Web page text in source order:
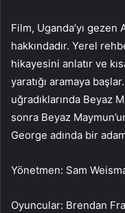
Film, Uganda’yı
hakkındadır. Yerel
hikayesini anlatır ve
yaratığı aramaya
uğradıklarında Beyaz
sonra Beyaz
George adında bir
Yönetmen: Sam
Oyuncular: Brendan